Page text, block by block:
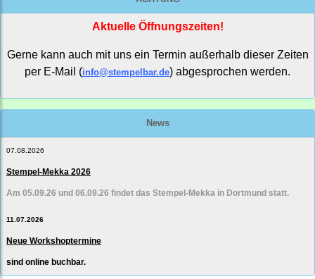
Aktuelle Öffnungszeiten!
Gerne kann auch mit uns ein Termin außerhalb dieser Zeiten
per E-Mail (info@stempelbar.de) abgesprochen werden.
News
07.08.2026
Stempel-Mekka 2026
Am 05.09.26 und 06.09.26 findet das Stempel-Mekka in Dortmund statt.
11.07.2026
Neue Workshoptermine
sind online buchbar.